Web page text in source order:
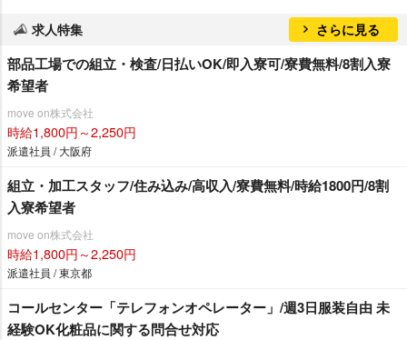
求人特集 さらに見る
部品工場での組立・検査/日払いOK/即入寮可/寮費無料/8割入寮
希望者
move on株式会社
時給1,800円～2,250円
派遣社員 / 大阪府
組立・加工スタッフ/住み込み/高収入/寮費無料/時給1800円/8割
入寮希望者
move on株式会社
時給1,800円～2,250円
派遣社員 / 東京都
コールセンター「テレフォンオペレーター」/週3日服装自由 未
経験OK化粧品に関する問合せ対応